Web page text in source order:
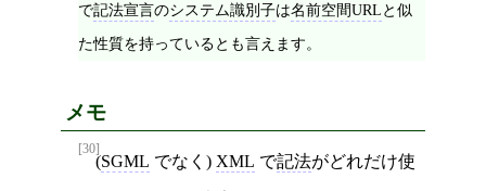
で記法宣言のシステム識別子は名前空間URLと似
た性質を持っているとも言えます。
メモ
[30]
(SGML でなく) XML で記法がどれだけ使